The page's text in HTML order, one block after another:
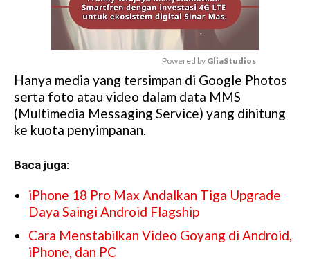
M
u
t
Powered by GliaStudios
Hanya media yang tersimpan di Google Photos
serta foto atau video dalam data MMS
(Multimedia Messaging Service) yang dihitung
ke kuota penyimpanan.
Baca juga:
iPhone 18 Pro Max Andalkan Tiga Upgrade
Daya Saingi Android Flagship
Cara Menstabilkan Video Goyang di Android,
iPhone, dan PC